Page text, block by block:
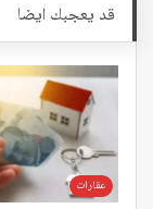
قد يعجبك ايضا
عقارات